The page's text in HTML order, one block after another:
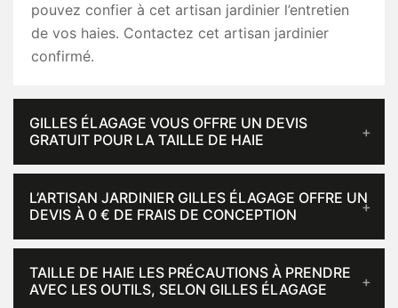
pouvez confier à cet artisan jardinier l’entretien
de vos haies. Contactez cet artisan jardinier
confirmé.
GILLES ÉLAGAGE VOUS OFFRE UN DEVIS
GRATUIT POUR LA TAILLE DE HAIE
L’ARTISAN JARDINIER GILLES ÉLAGAGE OFFRE UN
DEVIS À 0 € DE FRAIS DE CONCEPTION
TAILLE DE HAIE LES PRÉCAUTIONS À PRENDRE
AVEC LES OUTILS, SELON GILLES ÉLAGAGE